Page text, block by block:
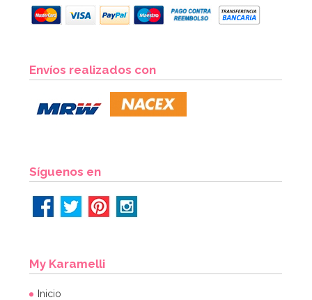
1,65€
Envíos realizados con
Síguenos en
My Karamelli
Inicio